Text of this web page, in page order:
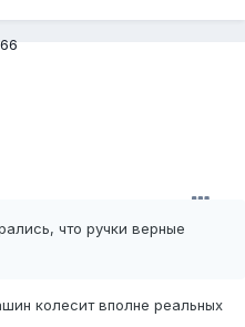
что ручки верные
колесит вполне реальных